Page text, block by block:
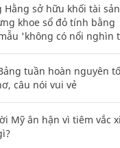
Hằng sở hữu khối tài sản
khoe sổ đỏ tính bằng
'không có nổi nghìn
tuần hoàn nguyên tố
câu nói vui vẻ
Mỹ ân hận vì tiêm vắc